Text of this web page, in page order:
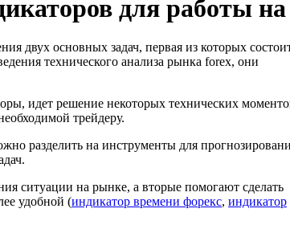
для работы на
двух основных задач, первая из которых
технического анализа рынка forex, они
идет решение некоторых технических
трейдеру.
разделить на инструменты для
ситуации на рынке, а вторые помогают сделать
удобной (индикатор времени форекс, индикатор